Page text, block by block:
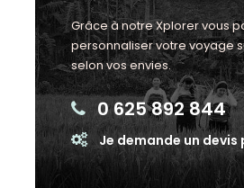
Grâce à notre Xplorer vous
personnaliser votre voyage
selon vos envies.
0 625 892 844
Je demande un devis